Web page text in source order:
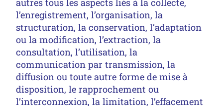
autres tous les aspects liés à la collecte,
l’enregistrement, l’organisation, la
structuration, la conservation, l’adaptation
ou la modification, l’extraction, la
consultation, l’utilisation, la
communication par transmission, la
diffusion ou toute autre forme de mise à
disposition, le rapprochement ou
l’interconnexion, la limitation, l’effacement